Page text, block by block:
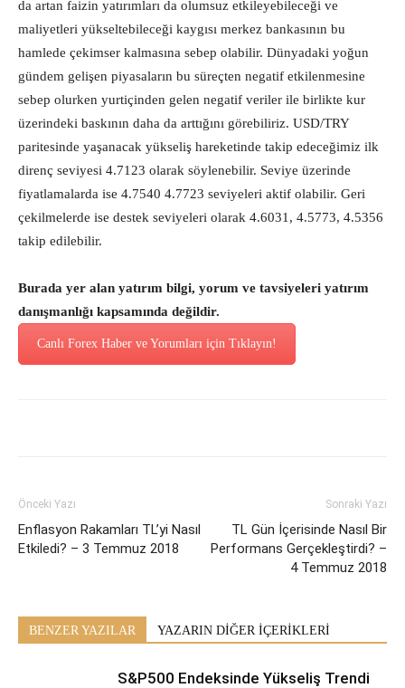
da artan faizin yatırımları da olumsuz etkileyebileceği ve
maliyetleri yükseltebileceği kaygısı merkez bankasının bu
hamlede çekimser kalmasına sebep olabilir. Dünyadaki yoğun
gündem gelişen piyasaların bu süreçten negatif etkilenmesine
sebep olurken yurtiçinden gelen negatif veriler ile birlikte kur
üzerindeki baskının daha da arttığını görebiliriz. USD/TRY
paritesinde yaşanacak yükseliş hareketinde takip edeceğimiz ilk
direnç seviyesi 4.7123 olarak söylenebilir. Seviye üzerinde
fiyatlamalarda ise 4.7540 4.7723 seviyeleri aktif olabilir. Geri
çekilmelerde ise destek seviyeleri olarak 4.6031, 4.5773, 4.5356
takip edilebilir.
Burada yer alan yatırım bilgi, yorum ve tavsiyeleri yatırım
danışmanlığı kapsamında değildir.
Canlı Forex Haber ve Yorumları için Tıklayın!
Önceki Yazı
Enflasyon Rakamları TL’yi Nasıl
Etkiledi? – 3 Temmuz 2018
Sonraki Yazı
TL Gün İçerisinde Nasıl Bir
Performans Gerçekleştirdi? –
4 Temmuz 2018
BENZER YAZILAR YAZARIN DİĞER İÇERİKLERİ
S&P500 Endeksinde Yükseliş Trendi